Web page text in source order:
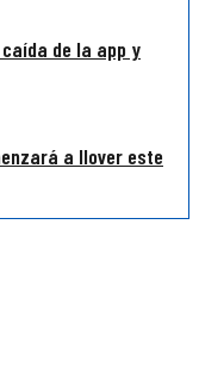
de la app y
a llover este